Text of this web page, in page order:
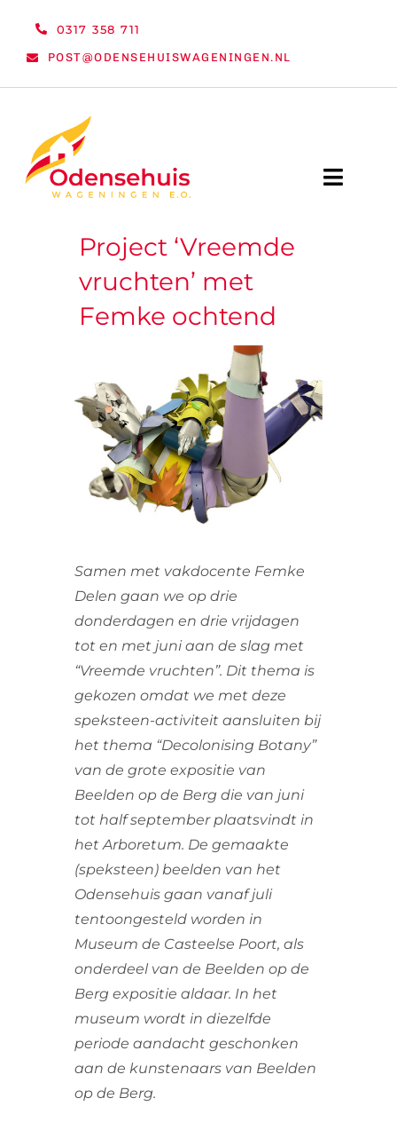
0317 358 711
POST@ODENSEHUISWAGENINGEN.NL
Toggle
WELKOM
ORGANISATIE
VRIJWILLIGERS & STAGIAIRES
Project ‘Vreemde
vruchten’ met
Femke ochtend
Samen met vakdocente Femke
Delen gaan we op drie
donderdagen en drie vrijdagen
tot en met juni aan de slag met
“Vreemde vruchten”. Dit thema is
gekozen omdat we met deze
speksteen-activiteit aansluiten bij
het thema “Decolonising Botany”
van de grote expositie van
Beelden op de Berg die van juni
tot half september plaatsvindt in
het Arboretum. De gemaakte
(speksteen) beelden van het
Odensehuis gaan vanaf juli
tentoongesteld worden in
Museum de Casteelse Poort, als
onderdeel van de Beelden op de
Berg expositie aldaar. In het
museum wordt in diezelfde
periode aandacht geschonken
aan de kunstenaars van Beelden
op de Berg.